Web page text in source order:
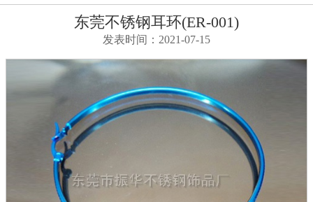
东莞不锈钢耳环(ER-001)
发表时间：2021-07-15